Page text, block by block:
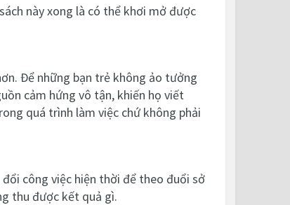
này xong là có thể khơi mở được
Để những bạn trẻ không ảo tưởng
cảm hứng vô tận, khiến họ viết
quá trình làm việc chứ không phải
công việc hiện thời để theo đuổi sở
thu được kết quả gì.